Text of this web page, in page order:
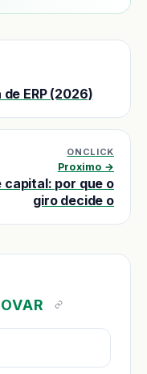
ERP (2026)
ONCLICK
Proximo →
capital: por que o
giro decide o